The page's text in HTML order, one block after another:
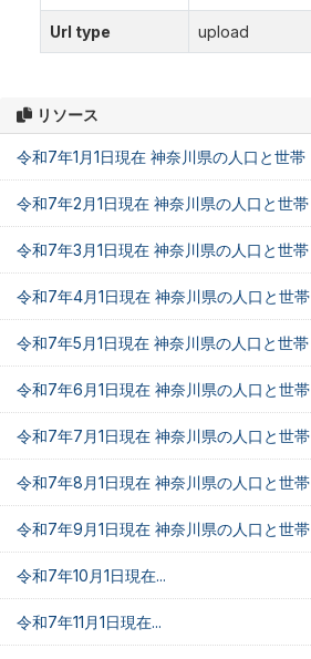
リソース
令和7年1月1日現在 神奈川県の人口と世帯
令和7年2月1日現在 神奈川県の人口と世帯
令和7年3月1日現在 神奈川県の人口と世帯
令和7年4月1日現在 神奈川県の人口と世帯
令和7年5月1日現在 神奈川県の人口と世帯
令和7年6月1日現在 神奈川県の人口と世帯
令和7年7月1日現在 神奈川県の人口と世帯
令和7年8月1日現在 神奈川県の人口と世帯
令和7年9月1日現在 神奈川県の人口と世帯
令和7年10月1日現在...
令和7年11月1日現在...
Url type upload